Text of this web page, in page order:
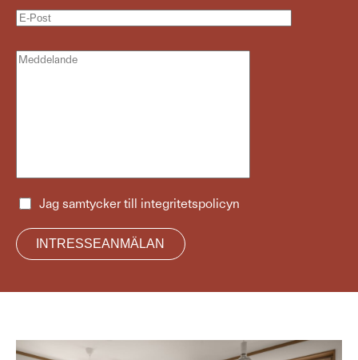
Jag samtycker till integritetspolicyn